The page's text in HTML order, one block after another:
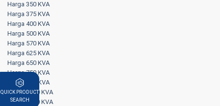
Harga 350 KVA
Harga 375 KVA
Harga 400 KVA
Harga 500 KVA
Harga 570 KVA
Harga 625 KVA
Harga 650 KVA
Harga 750 KVA
Harga 800 KVA
Harga 1000 KVA
Harga 1250 KVA
QUICK PRODUCT
SEARCH